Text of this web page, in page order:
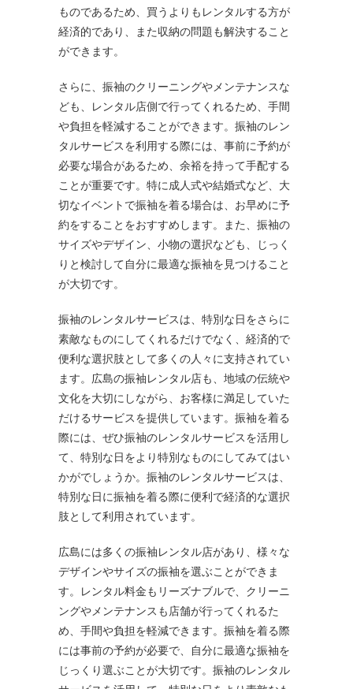
ものであるため、買うよりもレンタルする方が
経済的であり、また収納の問題も解決すること
ができます。
さらに、振袖のクリーニングやメンテナンスな
ども、レンタル店側で行ってくれるため、手間
や負担を軽減することができます。振袖のレン
タルサービスを利用する際には、事前に予約が
必要な場合があるため、余裕を持って手配する
ことが重要です。特に成人式や結婚式など、大
切なイベントで振袖を着る場合は、お早めに予
約をすることをおすすめします。また、振袖の
サイズやデザイン、小物の選択なども、じっく
りと検討して自分に最適な振袖を見つけること
が大切です。
振袖のレンタルサービスは、特別な日をさらに
素敵なものにしてくれるだけでなく、経済的で
便利な選択肢として多くの人々に支持されてい
ます。広島の振袖レンタル店も、地域の伝統や
文化を大切にしながら、お客様に満足していた
だけるサービスを提供しています。振袖を着る
際には、ぜひ振袖のレンタルサービスを活用し
て、特別な日をより特別なものにしてみてはい
かがでしょうか。振袖のレンタルサービスは、
特別な日に振袖を着る際に便利で経済的な選択
肢として利用されています。
広島には多くの振袖レンタル店があり、様々な
デザインやサイズの振袖を選ぶことができま
す。レンタル料金もリーズナブルで、クリーニ
ングやメンテナンスも店舗が行ってくれるた
め、手間や負担を軽減できます。振袖を着る際
には事前の予約が必要で、自分に最適な振袖を
じっくり選ぶことが大切です。振袖のレンタル